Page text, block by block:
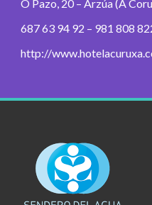
O Pazo, 20 – Arzúa (A
687 63 94 92 – 981 808
http://